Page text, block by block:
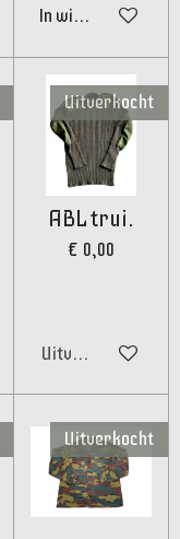
In winkelwagen
Uitverkocht
ABL trui.
€ 0,00
Uitverkocht
Uitverkocht